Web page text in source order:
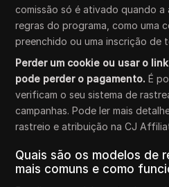
comissão só é ativado quando a
regras do programa, como uma
preenchido ou uma inscrição de
Perder um cookie ou usar o
pode perder o pagamento. É
verificam o seu sistema de
campanhas. Pode ler mais
rastreio e atribuição na CJ
Quais são os modelos de
mais comuns e como